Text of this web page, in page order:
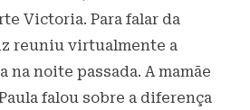
Victoria. Para falar da
reuniu virtualmente a
na noite passada. A mamãe
falou sobre a diferença